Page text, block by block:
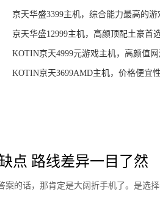
京天华盛3399主机，综合能力最高的游
京天华盛12999主机，高颜顶配土豪首
KOTIN京天4999元游戏主机，高颜值
KOTIN京天3699AMD主机，价格便宜
点 路线差异一目了然
案的话，那肯定是大阔折手机了。是选